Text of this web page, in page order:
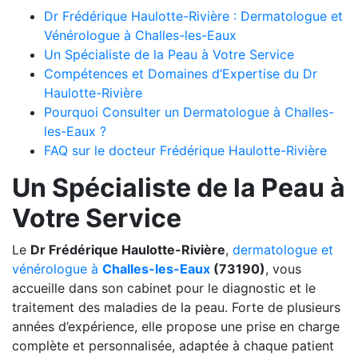
Dr Frédérique Haulotte-Rivière : Dermatologue et
Vénérologue à Challes-les-Eaux
Un Spécialiste de la Peau à Votre Service
Compétences et Domaines d’Expertise du Dr
Haulotte-Rivière
Pourquoi Consulter un Dermatologue à Challes-
les-Eaux ?
FAQ sur le docteur Frédérique Haulotte-Rivière
Un Spécialiste de la Peau à
Votre Service
Le Dr Frédérique Haulotte-Rivière, dermatologue et
vénérologue à Challes-les-Eaux (73190), vous
accueille dans son cabinet pour le diagnostic et le
traitement des maladies de la peau. Forte de plusieurs
années d’expérience, elle propose une prise en charge
complète et personnalisée, adaptée à chaque patient